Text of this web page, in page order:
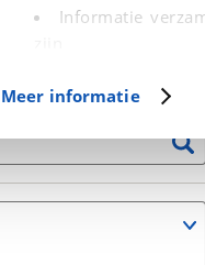
Informatie
(fingerprinting)
in. U
Cookieverklaring.
Met cookies en
Functionele cookies
Meer informatie